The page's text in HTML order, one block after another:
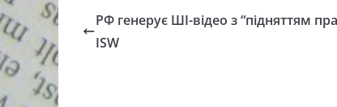
РФ генерує ШІ-відео з “підняттям
ISW